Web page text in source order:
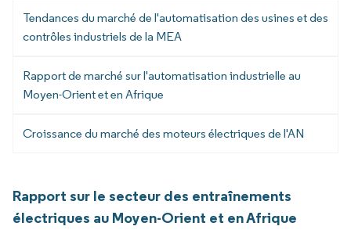
Tendances du marché de l'automatisation des usines et des
contrôles industriels de la MEA
Rapport de marché sur l'automatisation industrielle au
Moyen-Orient et en Afrique
Croissance du marché des moteurs électriques de l'AN
Rapport sur le secteur des entraînements
électriques au Moyen-Orient et en Afrique